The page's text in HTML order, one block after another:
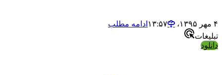
ادامه مطلب